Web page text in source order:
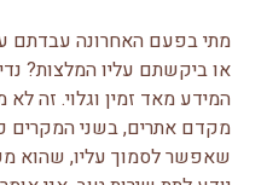
מתי בפעם האחרונה עבדתם
או ביקשתם עליו המלצות?
המידע מאד זמין וגלוי. זה
מקדם אתרים, בשני המקרים
שאפשר לסמוך עליו, שהוא